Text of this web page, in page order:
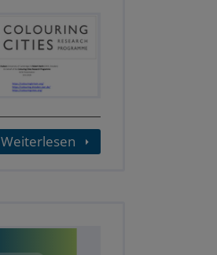
Weiterlesen